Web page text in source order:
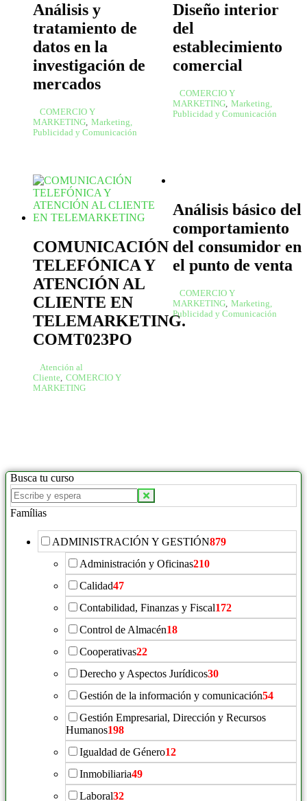
Análisis y
tratamiento de
datos en la
investigación de
mercados
COMERCIO Y
MARKETING, Marketing,
Publicidad y Comunicación
Diseño interior
del
establecimiento
comercial
COMERCIO Y
MARKETING, Marketing,
Publicidad y Comunicación
COMUNICACIÓN
TELEFÓNICA Y
ATENCIÓN AL
CLIENTE EN
TELEMARKETING.
COMT023PO
Atención al
Cliente, COMERCIO Y
MARKETING
Análisis básico del
comportamiento
del consumidor en
el punto de venta
COMERCIO Y
MARKETING, Marketing,
Publicidad y Comunicación
Busca tu curso
Famílias
ADMINISTRACIÓN Y GESTIÓN879
Administración y Oficinas210
Calidad47
Contabilidad, Finanzas y Fiscal172
Control de Almacén18
Cooperativas22
Derecho y Aspectos Jurídicos30
Gestión de la información y comunicación54
Gestión Empresarial, Dirección y Recursos
Humanos198
Igualdad de Género12
Inmobiliaria49
Laboral32